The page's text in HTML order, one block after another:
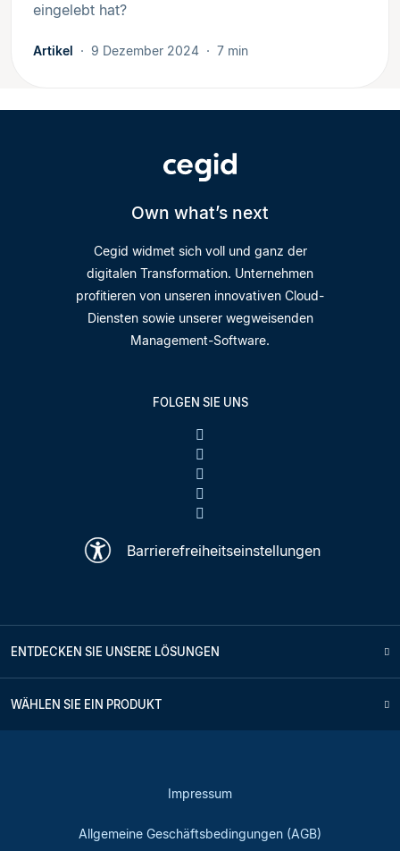
eingelebt hat?
Artikel 9 Dezember 2024 7 min
Own what’s next
Cegid widmet sich voll und ganz der
digitalen Transformation. Unternehmen
profitieren von unseren innovativen Cloud-
Diensten sowie unserer wegweisenden
Management-Software.
FOLGEN SIE UNS
Barrierefreiheitseinstellungen
ENTDECKEN SIE UNSERE LÖSUNGEN
WÄHLEN SIE EIN PRODUKT
Impressum
Allgemeine Geschäftsbedingungen (AGB)